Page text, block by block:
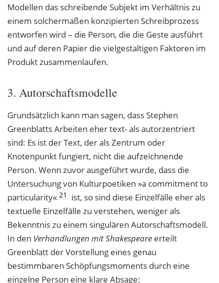
Modellen das schreibende Subjekt im Verhältnis zu
einem solchermaßen konzipierten Schreibprozess
entworfen wird – die Person, die die Geste ausführt
und auf deren Papier die vielgestaltigen Faktoren im
Produkt zusammenlaufen.
3. Autorschaftsmodelle
Grundsätzlich kann man sagen, dass Stephen
Greenblatts Arbeiten eher text- als autorzentriert
sind: Es ist der Text, der als Zentrum oder
Knotenpunkt fungiert, nicht die aufzeichnende
Person. Wenn zuvor ausgeführt wurde, dass die
Untersuchung von Kulturpoetiken »a commitment to
particularity« 21
ist, so sind diese Einzelfälle eher als
textuelle Einzelfälle zu verstehen, weniger als
Bekenntnis zu einem singulären Autorschaftsmodell.
In den Verhandlungen mit Shakespeare erteilt
Greenblatt der Vorstellung eines genau
bestimmbaren Schöpfungsmoments durch eine
einzelne Person eine klare Absage: